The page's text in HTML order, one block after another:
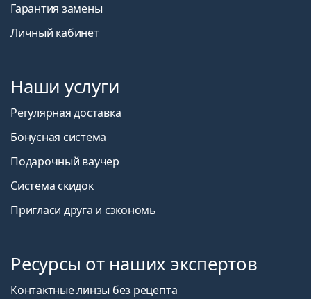
Гарантия замены
Личный кабинет
Наши услуги
Регулярная доставка
Бонусная система
Подарочный ваучер
Система скидок
Пригласи друга и сэкономь
Ресурсы от наших экспертов
Контактные линзы без рецепта